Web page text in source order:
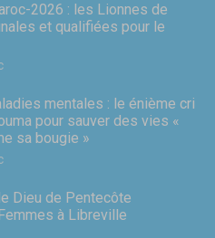
2026 : les Lionnes de
et qualifiées pour le
mentales : le énième cri
pour sauver des vies «
sa bougie »
Dieu de Pentecôte
à Libreville